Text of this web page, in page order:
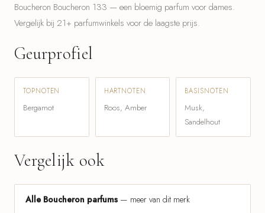
Boucheron Boucheron 133 — een bloemig parfum voor dames.
Vergelijk bij 21+ parfumwinkels voor de laagste prijs.
Geurprofiel
TOPNOTEN
Bergamot
HARTNOTEN
Roos, Amber
BASISNOTEN
Musk,
Sandelhout
Vergelijk ook
Alle Boucheron parfums — meer van dit merk